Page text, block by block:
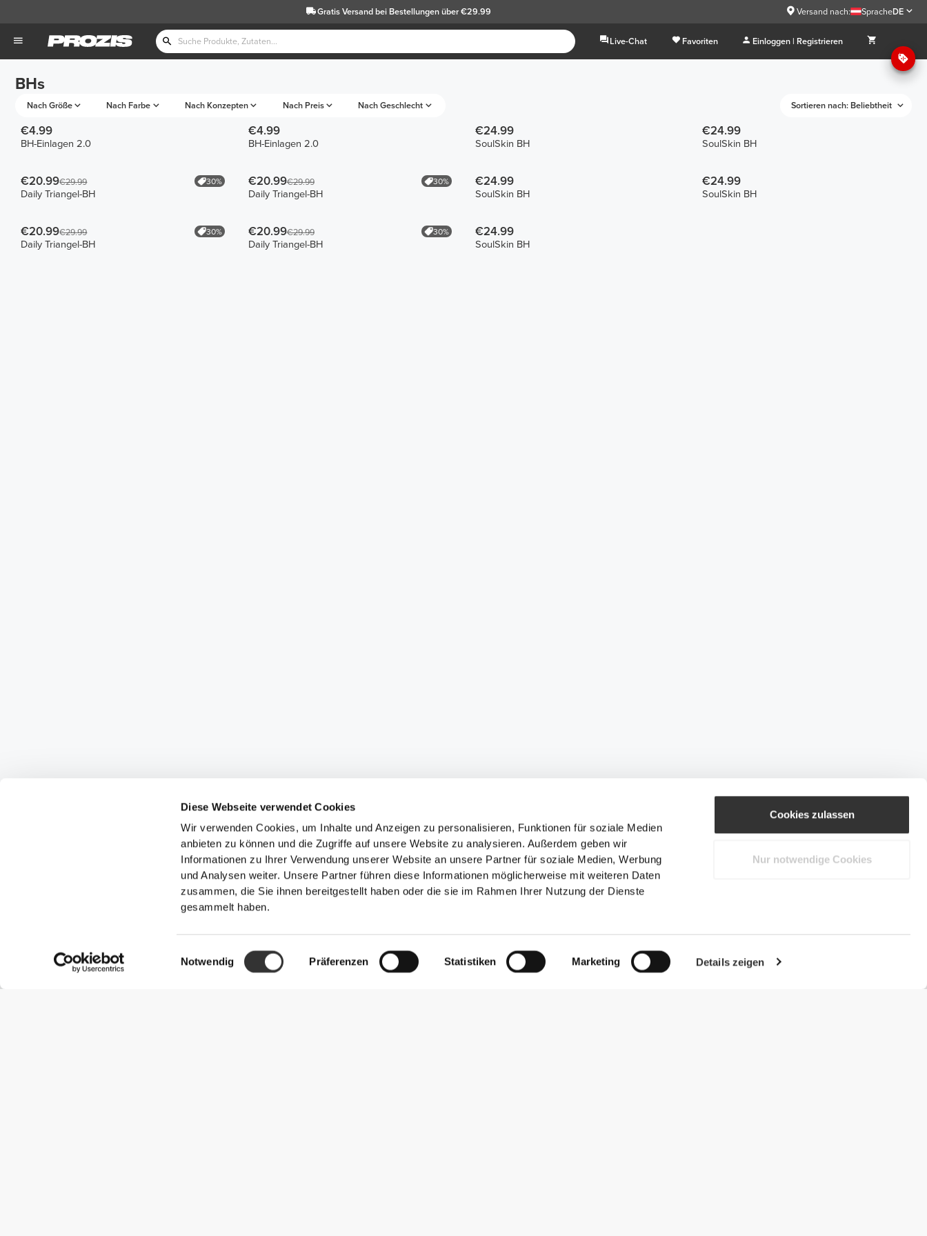
Diese Webseite verwendet Cookies
Wir verwenden Cookies, um Inhalte und Anzeigen zu personalisieren, Funktionen für soziale Medien
anbieten zu können und die Zugriffe auf unsere Website zu analysieren. Außerdem geben wir
Informationen zu Ihrer Verwendung unserer Website an unsere Partner für soziale Medien, Werbung
und Analysen weiter. Unsere Partner führen diese Informationen möglicherweise mit weiteren Daten
zusammen, die Sie ihnen bereitgestellt haben oder die sie im Rahmen Ihrer Nutzung der Dienste
gesammelt haben.
Einwilligungsauswahl
Notwendig Präferenzen Statistiken Marketing Details zeigen
Cookies zulassen
Nur notwendige Cookies
Gratis Versandbei Bestellungen über €29.99 Versand nach: SpracheDE
Live-Chat Favoriten Einloggen | Registrieren
BHs
Nach Größe Nach Farbe Nach Konzepten Nach Preis Nach Geschlecht Sortieren nach: Beliebtheit
€4.99
BH-Einlagen 2.0
€4.99
BH-Einlagen 2.0
€24.99
SoulSkin BH
€24.99
SoulSkin BH
€20.99€29.99 30%
Daily Triangel-BH
€20.99€29.99 30%
Daily Triangel-BH
€24.99
SoulSkin BH
€24.99
SoulSkin BH
€20.99€29.99 30%
Daily Triangel-BH
€20.99€29.99 30%
Daily Triangel-BH
€24.99
SoulSkin BH